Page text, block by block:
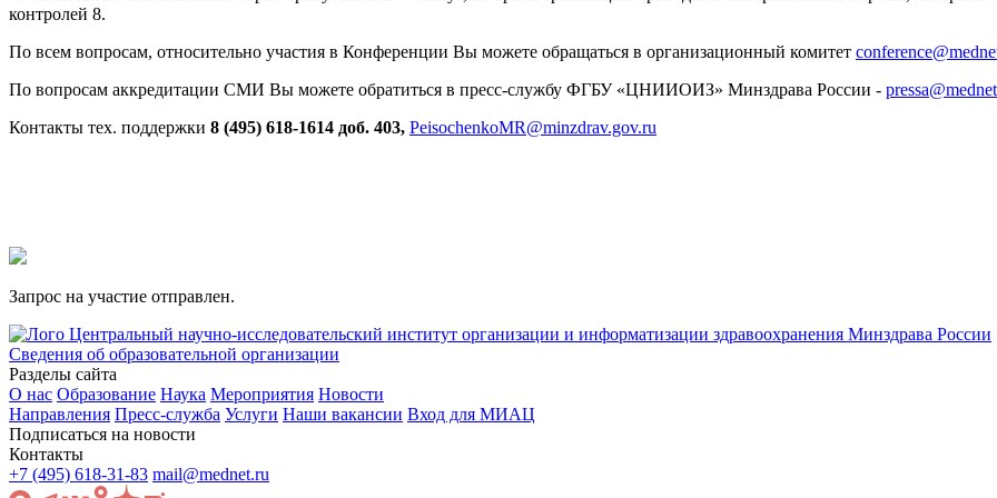
контролей 8.
По всем вопросам, относительно участия в Конференции Вы можете обращаться в организационный комитет
По вопросам аккредитации СМИ Вы можете обратиться в пресс-службу ФГБУ «ЦНИИОИЗ» Минздрава России -
Контакты тех. поддержки 8 (495) 618-1614 доб. 403, PeisochenkoMR@minzdrav.gov.ru
Запрос на участие отправлен.
Центральный научно-исследовательский институт организации и информатизации здравоохранения Минздрава России
Сведения об образовательной организации
Разделы сайта
О нас Образование Наука Мероприятия Новости
Направления Пресс-служба Услуги Наши вакансии Вход для МИАЦ
Подписаться на новости
Контакты
+7 (495) 618-31-83 mail@mednet.ru